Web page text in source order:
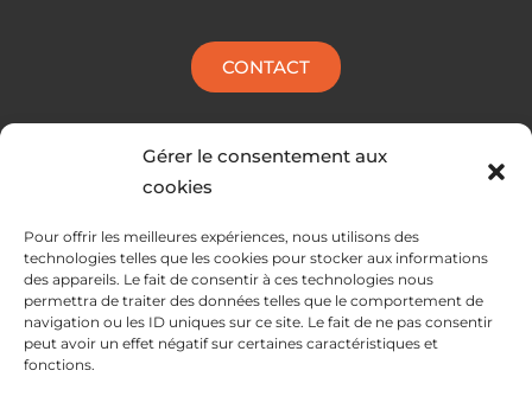
Gérer le consentement aux
cookies
Pour offrir les meilleures expériences, nous utilisons des
technologies telles que les cookies pour stocker aux informations
des appareils. Le fait de consentir à ces technologies nous
permettra de traiter des données telles que le comportement de
navigation ou les ID uniques sur ce site. Le fait de ne pas consentir
peut avoir un effet négatif sur certaines caractéristiques et
fonctions.
CONTACT